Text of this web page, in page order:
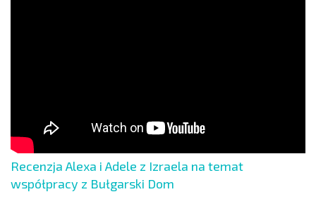
Recenzja Alexa i Adele z Izraela na temat
współpracy z Bułgarski Dom